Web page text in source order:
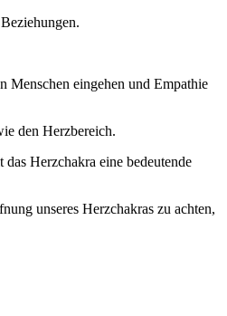
Menschen eingehen und Empathie
den Herzbereich.
Herzchakra eine bedeutende
unseres Herzchakras zu achten,